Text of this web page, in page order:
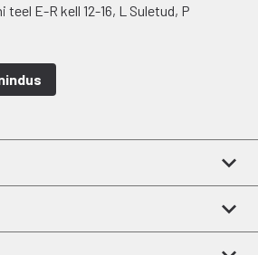
E-R kell 12-16, L Suletud, P